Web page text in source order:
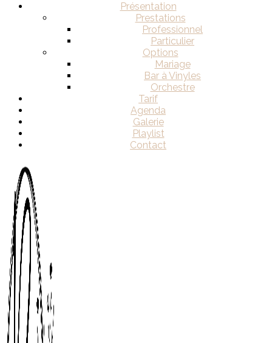
Présentation
Prestations
Professionnel
Particulier
Options
Mariage
Bar à Vinyles
Orchestre
Tarif
Agenda
Galerie
Playlist
Contact